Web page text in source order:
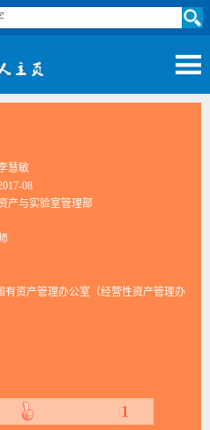
慧敏
08
产与实验室管理部
资产管理办公室（经营性资产管理办
1